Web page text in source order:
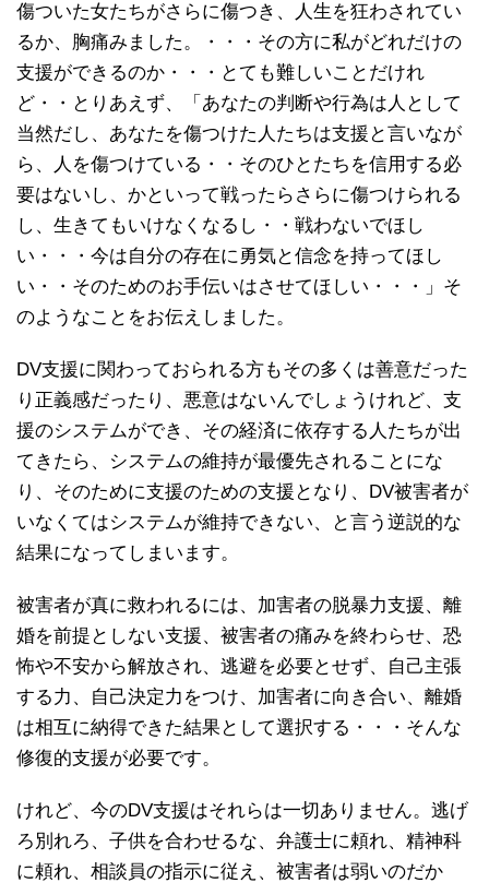
傷ついた女たちがさらに傷つき、人生を狂わされてい
るか、胸痛みました。・・・その方に私がどれだけの
支援ができるのか・・・とても難しいことだけれ
ど・・とりあえず、「あなたの判断や行為は人として
当然だし、あなたを傷つけた人たちは支援と言いなが
ら、人を傷つけている・・そのひとたちを信用する必
要はないし、かといって戦ったらさらに傷つけられる
し、生きてもいけなくなるし・・戦わないでほし
い・・・今は自分の存在に勇気と信念を持ってほし
い・・そのためのお手伝いはさせてほしい・・・」そ
のようなことをお伝えしました。
DV支援に関わっておられる方もその多くは善意だった
り正義感だったり、悪意はないんでしょうけれど、支
援のシステムができ、その経済に依存する人たちが出
てきたら、システムの維持が最優先されることにな
り、そのために支援のための支援となり、DV被害者が
いなくてはシステムが維持できない、と言う逆説的な
結果になってしまいます。
被害者が真に救われるには、加害者の脱暴力支援、離
婚を前提としない支援、被害者の痛みを終わらせ、恐
怖や不安から解放され、逃避を必要とせず、自己主張
する力、自己決定力をつけ、加害者に向き合い、離婚
は相互に納得できた結果として選択する・・・そんな
修復的支援が必要です。
けれど、今のDV支援はそれらは一切ありません。逃げ
ろ別れろ、子供を合わせるな、弁護士に頼れ、精神科
に頼れ、相談員の指示に従え、被害者は弱いのだか